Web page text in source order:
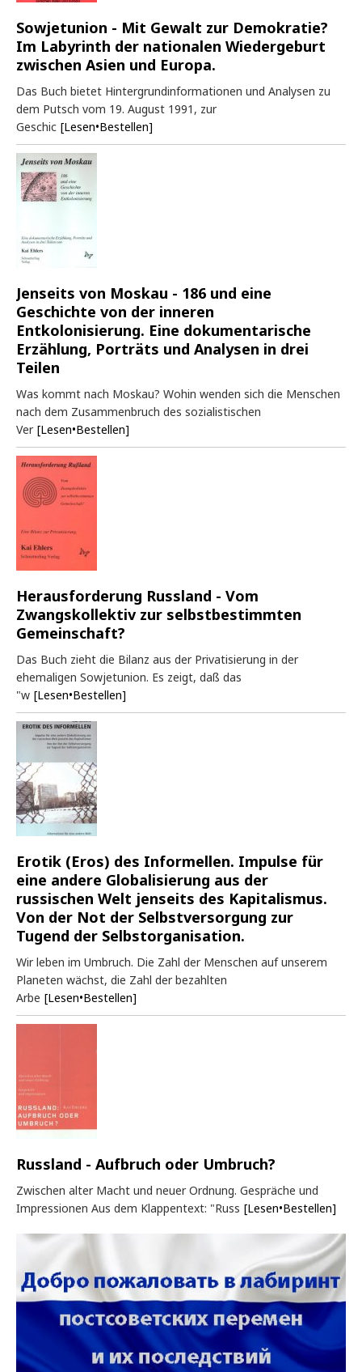
Sowjetunion - Mit Gewalt zur Demokratie?
Im Labyrinth der nationalen Wiedergeburt
zwischen Asien und Europa.
Das Buch bietet Hintergrundinformationen und Analysen zu
dem Putsch vom 19. August 1991, zur
Geschic [Lesen•Bestellen]
Jenseits von Moskau - 186 und eine
Geschichte von der inneren
Entkolonisierung. Eine dokumentarische
Erzählung, Porträts und Analysen in drei
Teilen
Was kommt nach Moskau? Wohin wenden sich die Menschen
nach dem Zusammenbruch des sozialistischen
Ver [Lesen•Bestellen]
Herausforderung Russland - Vom
Zwangskollektiv zur selbstbestimmten
Gemeinschaft?
Das Buch zieht die Bilanz aus der Privatisierung in der
ehemaligen Sowjetunion. Es zeigt, daß das
"w [Lesen•Bestellen]
Erotik (Eros) des Informellen. Impulse für
eine andere Globalisierung aus der
russischen Welt jenseits des Kapitalismus.
Von der Not der Selbstversorgung zur
Tugend der Selbstorganisation.
Wir leben im Umbruch. Die Zahl der Menschen auf unserem
Planeten wächst, die Zahl der bezahlten
Arbe [Lesen•Bestellen]
Russland - Aufbruch oder Umbruch?
Zwischen alter Macht und neuer Ordnung. Gespräche und
Impressionen Aus dem Klappentext: "Russ [Lesen•Bestellen]